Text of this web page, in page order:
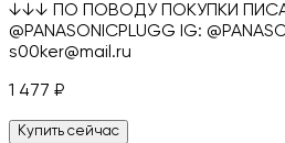
↓↓↓ ПО ПОВОДУ ПОКУПКИ
@PANASONICPLUGG IG:
s00ker@mail.ru
1 477 ₽
Купить сейчас